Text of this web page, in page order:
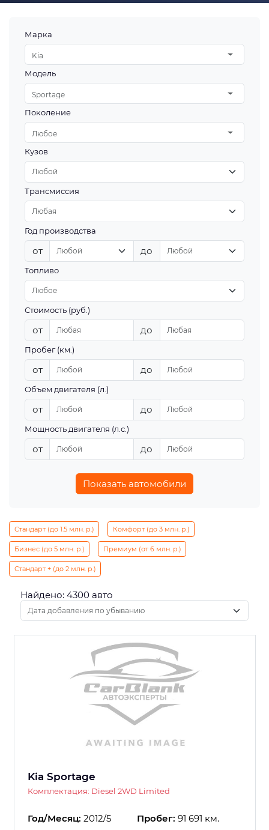
Марка
Kia
Модель
Sportage
Поколение
Любое
Кузов
Трансмиссия
Год производства
от до
Топливо
Стоимость (руб.)
от до
Пробег (км.)
от до
Объем двигателя (л.)
от до
Мощность двигателя (л.с.)
от до
Показать автомобили
Стандарт (до 1.5 млн. р.) Комфорт (до 3 млн. р.)
Бизнес (до 5 млн. р.) Премиум (от 6 млн. р.)
Стандарт + (до 2 млн. р.)
Найдено: 4300 авто
Kia Sportage
Комплектация: Diesel 2WD Limited
Год/Месяц: 2012/5 Пробег: 91 691 км.